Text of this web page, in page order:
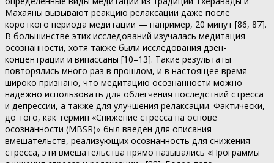
Махаяны вызывают реакцию релаксации даже после
короткого периода медитации — например, 20 минут [86, 87].
В большинстве этих исследований изучалась медитация
осознанности, хотя также были исследования дзен-
концентрации и випассаны [10–13]. Такие результаты
повторялись много раз в прошлом, и в настоящее время
широко признано, что медитацию осознанности можно
надежно использовать для облегчения последствий стресса
и депрессии, а также для улучшения релаксации. Фактически,
до того, как термин «Снижение стресса на основе
осознанности (MBSR)» был введен для описания
вмешательств, реализующих осознанность для снижения
стресса, эти вмешательства прямо назывались «Программы